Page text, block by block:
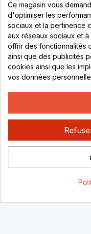
Ce magasin vous
d'optimiser les
sociaux et la pertinence
aux réseaux sociaux et
offrir des fonctionnalités
ainsi que des publicités
cookies ainsi que les
vos données